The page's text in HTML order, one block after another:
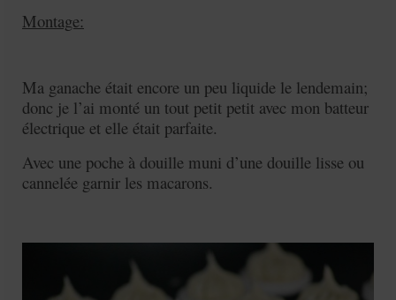
Montage:
Ma ganache était encore un peu liquide le lendemain;
donc je l’ai monté un tout petit petit avec mon batteur
électrique et elle était parfaite.
Avec une poche à douille muni d’une douille lisse ou
cannelée garnir les macarons.